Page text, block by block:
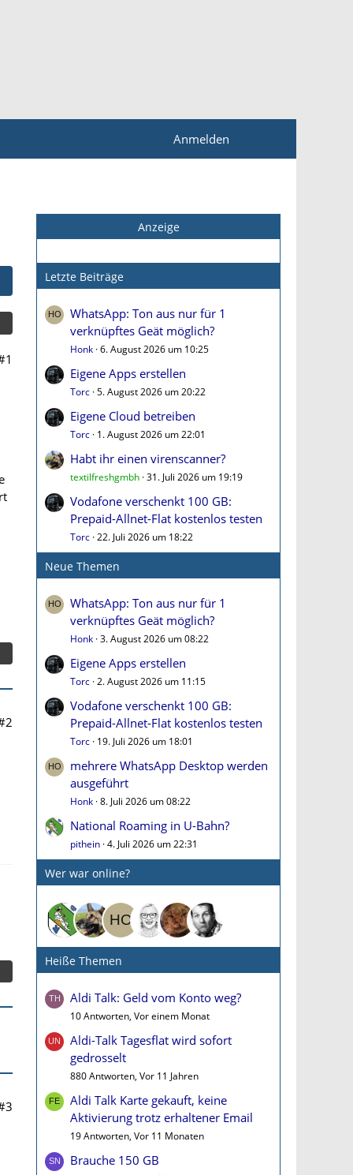
Anmelden
Anzeige
Letzte Beiträge
WhatsApp: Ton aus nur für 1
verknüpftes Geät möglich?
Honk 6. August 2026 um 10:25
Eigene Apps erstellen
Torc 5. August 2026 um 20:22
Eigene Cloud betreiben
Torc 1. August 2026 um 22:01
Habt ihr einen virenscanner?
textilfreshgmbh 31. Juli 2026 um 19:19
Vodafone verschenkt 100 GB:
Prepaid-Allnet-Flat kostenlos testen
Torc 22. Juli 2026 um 18:22
Neue Themen
WhatsApp: Ton aus nur für 1
verknüpftes Geät möglich?
Honk 3. August 2026 um 08:22
Eigene Apps erstellen
Torc 2. August 2026 um 11:15
Vodafone verschenkt 100 GB:
Prepaid-Allnet-Flat kostenlos testen
Torc 19. Juli 2026 um 18:01
mehrere WhatsApp Desktop werden
ausgeführt
Honk 8. Juli 2026 um 08:22
National Roaming in U-Bahn?
pithein 4. Juli 2026 um 22:31
Wer war online?
Heiße Themen
Aldi Talk: Geld vom Konto weg?
10 Antworten, Vor einem Monat
Aldi-Talk Tagesflat wird sofort
gedrosselt
880 Antworten, Vor 11 Jahren
Aldi Talk Karte gekauft, keine
Aktivierung trotz erhaltener Email
19 Antworten, Vor 11 Monaten
Brauche 150 GB